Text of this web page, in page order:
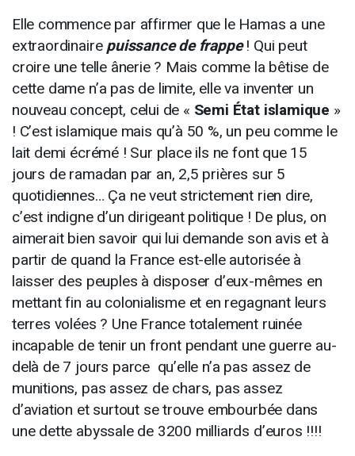
Elle commence par affirmer que le Hamas a une
extraordinairepuissance de frappe! Qui peut
croire une telle ânerie ? Mais comme la bêtise de
cette dame n’a pas de limite, elle va inventer un
nouveau concept, celui de « Semi État islamique »
! C’est islamique mais qu’à 50 %, un peu comme le
lait demi écrémé ! Sur place ils ne font que 15
jours de ramadan par an, 2,5 prières sur 5
quotidiennes… Ça ne veut strictement rien dire,
c’est indigne d’un dirigeant politique ! De plus, on
aimerait bien savoir qui lui demande son avis et à
partir de quand la France est-elle autorisée à
laisser des peuples à disposer d’eux-mêmes en
mettant fin au colonialisme et en regagnant leurs
terres volées ? Une France totalement ruinée
incapable de tenir un front pendant une guerre au-
delà de 7 jours parce qu’elle n’a pas assez de
munitions, pas assez de chars, pas assez
d’aviation et surtout se trouve embourbée dans
une dette abyssale de 3200 milliards d’euros !!!!